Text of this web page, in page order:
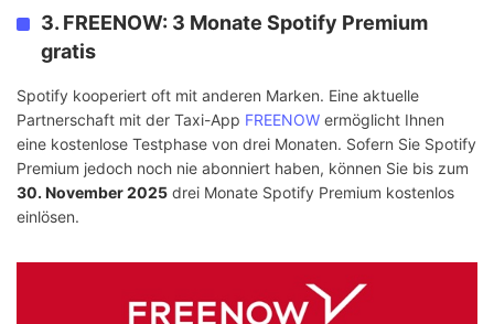
3. FREENOW: 3 Monate Spotify Premium
gratis
Spotify kooperiert oft mit anderen Marken. Eine aktuelle
Partnerschaft mit der Taxi-App FREENOW ermöglicht Ihnen
eine kostenlose Testphase von drei Monaten. Sofern Sie Spotify
Premium jedoch noch nie abonniert haben, können Sie bis zum
30. November 2025 drei Monate Spotify Premium kostenlos
einlösen.